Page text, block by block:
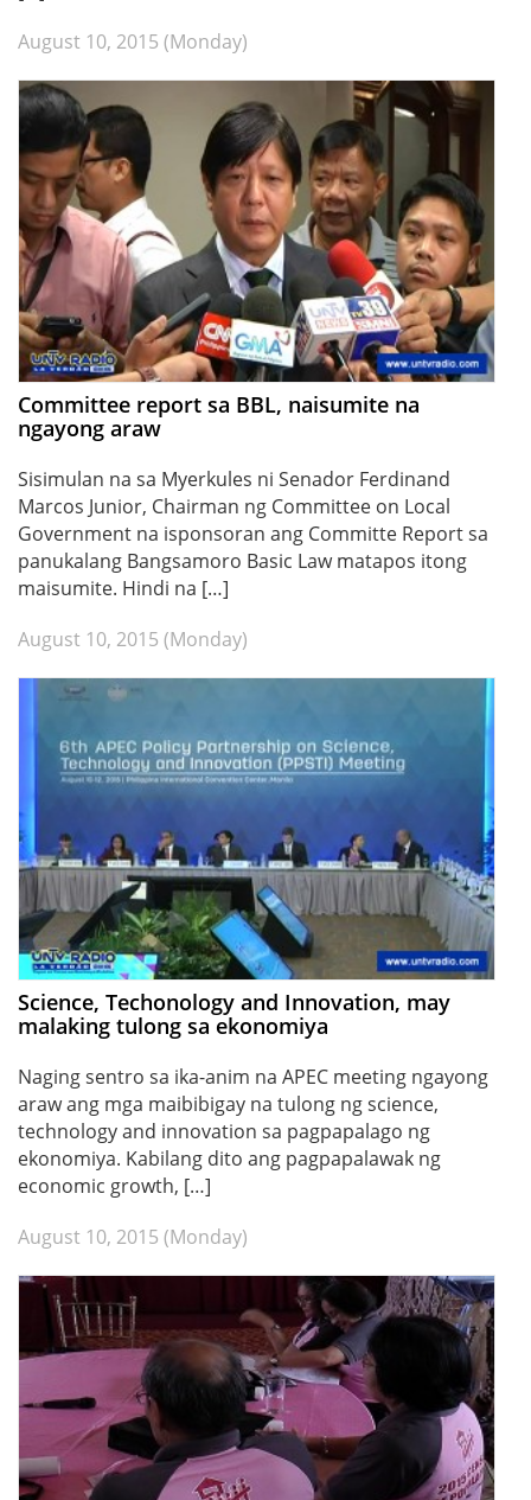
August 10, 2015 (Monday)
Committee report sa BBL, naisumite na
ngayong araw
Sisimulan na sa Myerkules ni Senador Ferdinand
Marcos Junior, Chairman ng Committee on Local
Government na isponsoran ang Committe Report sa
panukalang Bangsamoro Basic Law matapos itong
maisumite. Hindi na […]
August 10, 2015 (Monday)
Science, Techonology and Innovation, may
malaking tulong sa ekonomiya
Naging sentro sa ika-anim na APEC meeting ngayong
araw ang mga maibibigay na tulong ng science,
technology and innovation sa pagpapalago ng
ekonomiya. Kabilang dito ang pagpapalawak ng
economic growth, […]
August 10, 2015 (Monday)